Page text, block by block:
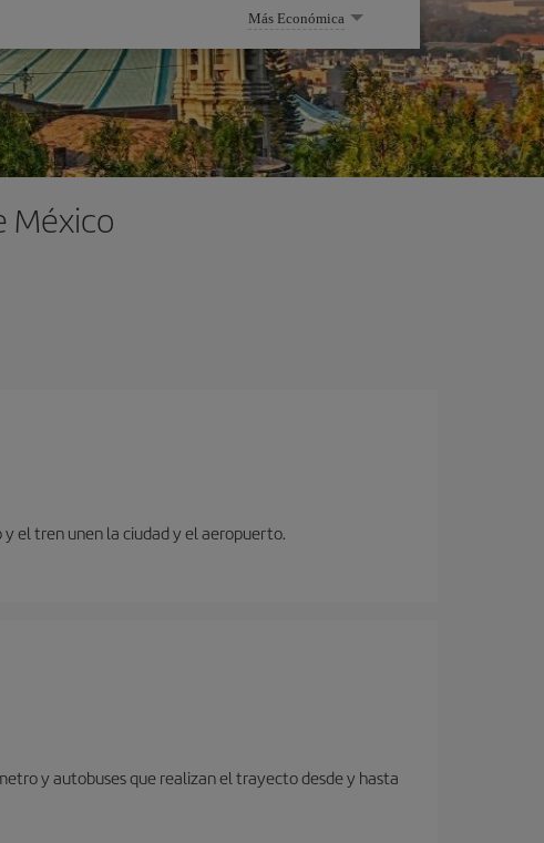
Más Económica
México
el tren unen la ciudad y el aeropuerto.
y autobuses que realizan el trayecto desde y hasta